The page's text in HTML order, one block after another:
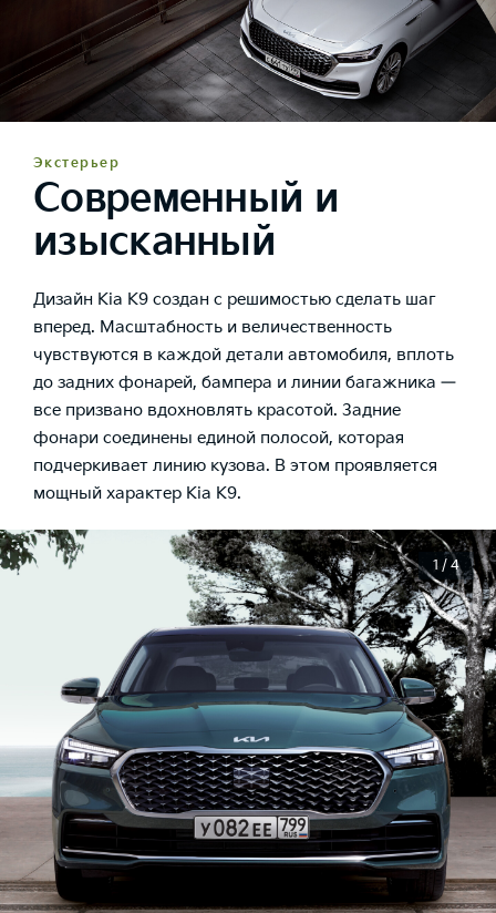
Экстерьер
Современный и
изысканный
Дизайн Kia K9 создан с решимостью сделать шаг
вперед. Масштабность и величественность
чувствуются в каждой детали автомобиля, вплоть
до задних фонарей, бампера и линии багажника —
все призвано вдохновлять красотой. Задние
фонари соединены единой полосой, которая
подчеркивает линию кузова. В этом проявляется
мощный характер Kia K9.
1 / 4